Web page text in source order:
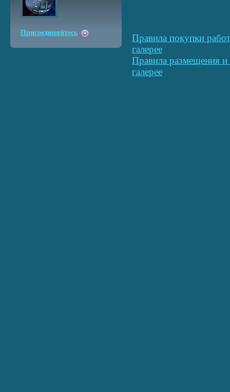
Правила покупки
галерее
Правила размещения
галерее
Присоединяйтесь